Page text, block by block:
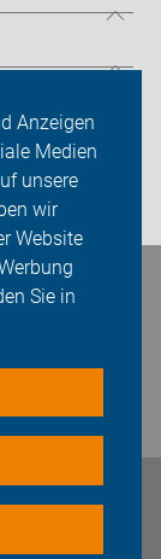
Anzeigen
Medien
unsere
wir
Website
Sie in